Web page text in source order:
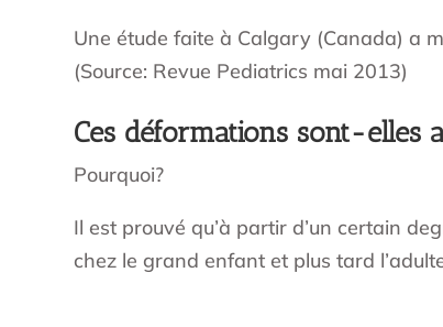
Une étude faite à Calgary (Canada) a
(Source: Revue Pediatrics mai 2013)
Ces déformations sont-elles
Pourquoi?
Il est prouvé qu’à partir d’un certain
chez le grand enfant et plus tard